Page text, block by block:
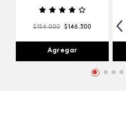
$154.000 $146 .300
Agregar